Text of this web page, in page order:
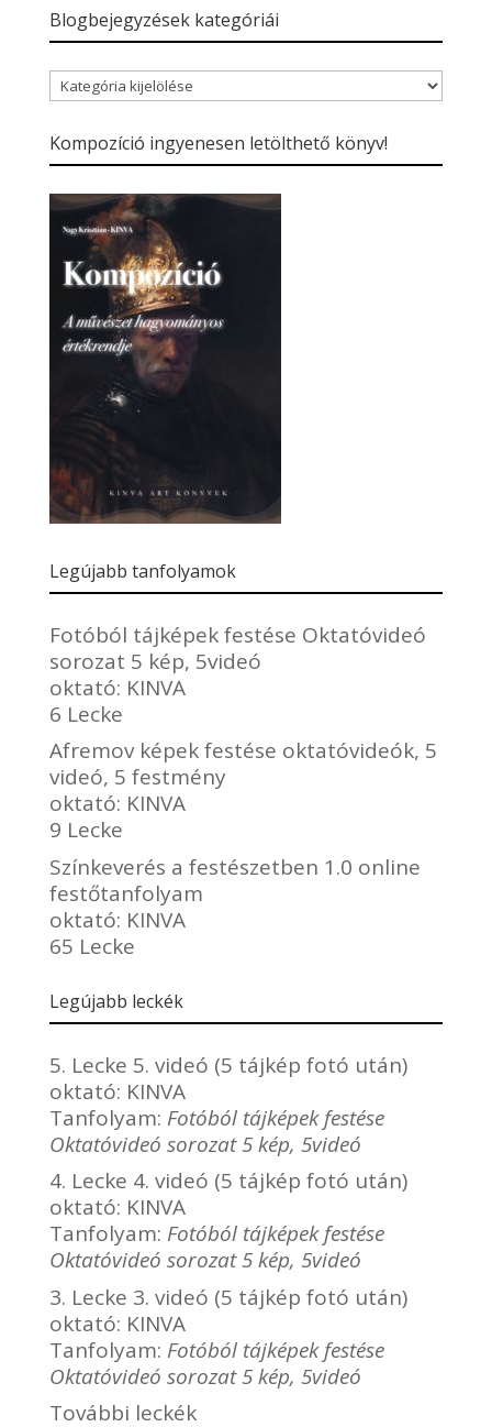
Blogbejegyzések kategóriái
Blogbejegyzések
kategóriái
Kompozíció ingyenesen letölthető könyv!
Legújabb tanfolyamok
Fotóból tájképek festése Oktatóvideó
sorozat 5 kép, 5videó
oktató: KINVA
6 Lecke
Afremov képek festése oktatóvideók, 5
videó, 5 festmény
oktató: KINVA
9 Lecke
Színkeverés a festészetben 1.0 online
festőtanfolyam
oktató: KINVA
65 Lecke
Legújabb leckék
5. Lecke 5. videó (5 tájkép fotó után)
oktató: KINVA
Tanfolyam: Fotóból tájképek festése
Oktatóvideó sorozat 5 kép, 5videó
4. Lecke 4. videó (5 tájkép fotó után)
oktató: KINVA
Tanfolyam: Fotóból tájképek festése
Oktatóvideó sorozat 5 kép, 5videó
3. Lecke 3. videó (5 tájkép fotó után)
oktató: KINVA
Tanfolyam: Fotóból tájképek festése
Oktatóvideó sorozat 5 kép, 5videó
További leckék